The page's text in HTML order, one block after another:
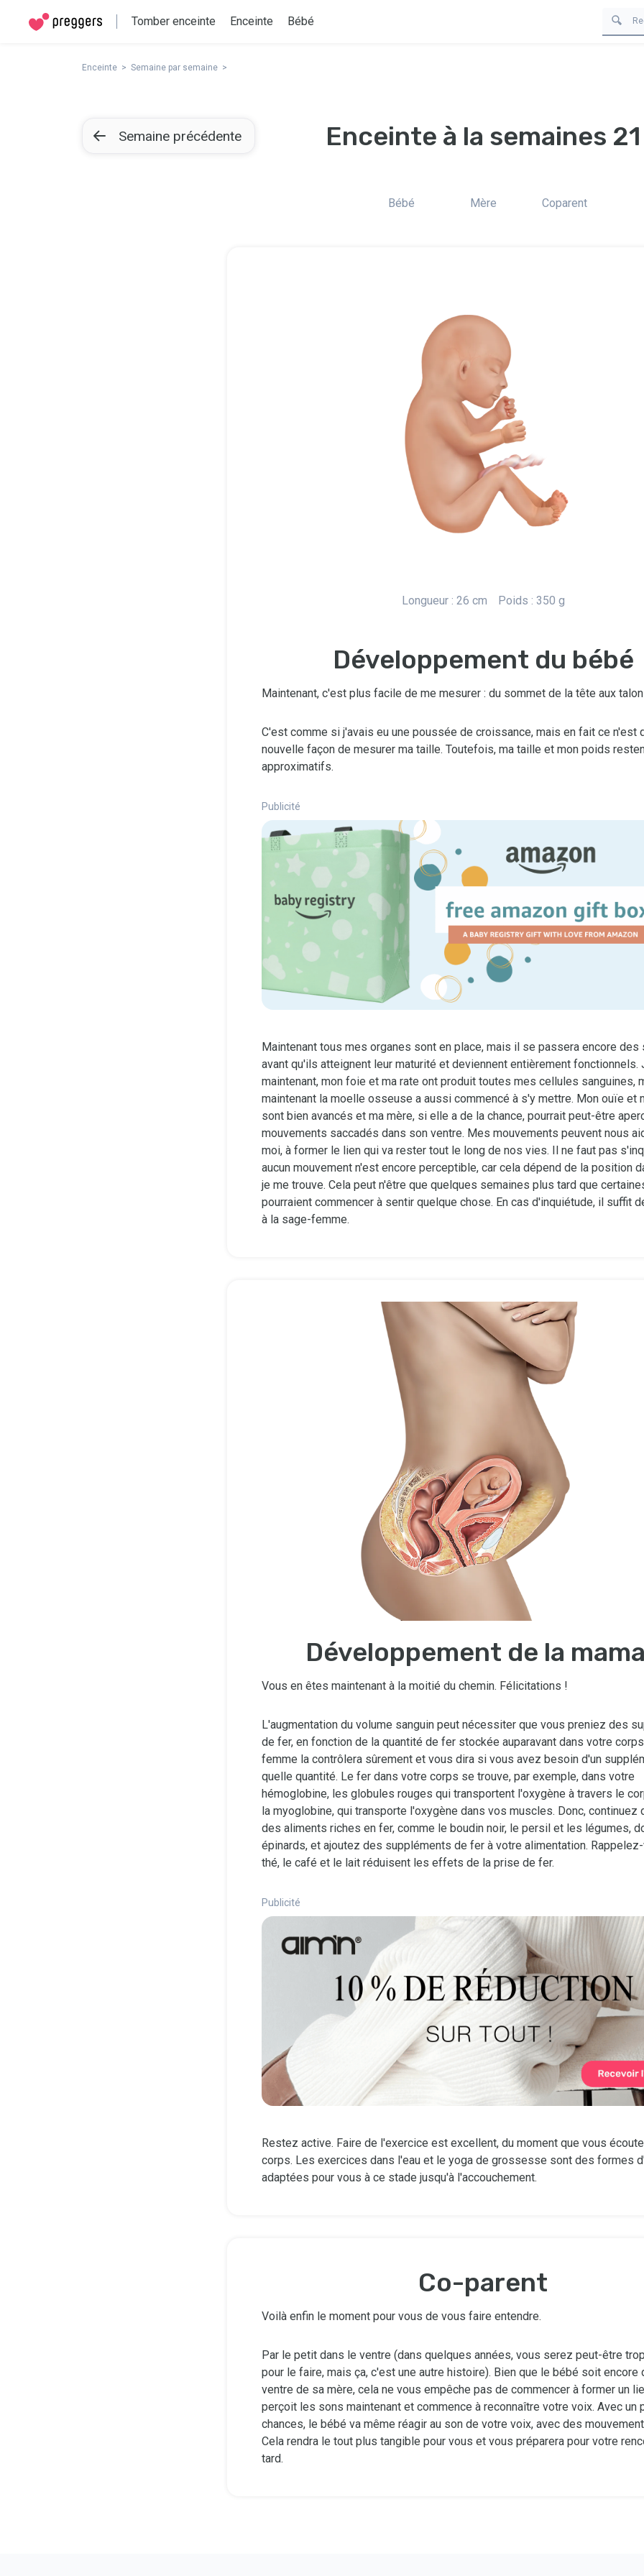
Tomber enceinte Enceinte Bébé
Enceinte Semaine par semaine
Semaine précédente Enceinte à la semaines 21
Bébé Mère Coparent
Longueur : 26 cm Poids : 350 g
Développement du bébé
Maintenant, c'est plus facile de me mesurer : du sommet de la tête aux
C'est comme si j'avais eu une poussée de croissance, mais en fait ce n'est
nouvelle façon de mesurer ma taille. Toutefois, ma taille et mon poids
approximatifs.
Publicité
Maintenant tous mes organes sont en place, mais il se passera encore des
avant qu'ils atteignent leur maturité et deviennent entièrement fonctionnels.
maintenant, mon foie et ma rate ont produit toutes mes cellules sanguines,
maintenant la moelle osseuse a aussi commencé à s'y mettre. Mon ouïe et
sont bien avancés et ma mère, si elle a de la chance, pourrait peut-être
mouvements saccadés dans son ventre. Mes mouvements peuvent nous
moi, à former le lien qui va rester tout le long de nos vies. Il ne faut pas
aucun mouvement n'est encore perceptible, car cela dépend de la position
je me trouve. Cela peut n'être que quelques semaines plus tard que
pourraient commencer à sentir quelque chose. En cas d'inquiétude, il suffit
à la sage-femme.
Développement de la
Vous en êtes maintenant à la moitié du chemin. Félicitations !
L'augmentation du volume sanguin peut nécessiter que vous preniez des
de fer, en fonction de la quantité de fer stockée auparavant dans votre
femme la contrôlera sûrement et vous dira si vous avez besoin d'un
quelle quantité. Le fer dans votre corps se trouve, par exemple, dans votre
hémoglobine, les globules rouges qui transportent l'oxygène à travers le
la myoglobine, qui transporte l'oxygène dans vos muscles. Donc, continuez
des aliments riches en fer, comme le boudin noir, le persil et les légumes,
épinards, et ajoutez des suppléments de fer à votre alimentation.
thé, le café et le lait réduisent les effets de la prise de fer.
Publicité
Restez active. Faire de l'exercice est excellent, du moment que vous
corps. Les exercices dans l'eau et le yoga de grossesse sont des formes
adaptées pour vous à ce stade jusqu'à l'accouchement.
Co-parent
Voilà enfin le moment pour vous de vous faire entendre.
Par le petit dans le ventre (dans quelques années, vous serez peut-être
pour le faire, mais ça, c'est une autre histoire). Bien que le bébé soit encore
ventre de sa mère, cela ne vous empêche pas de commencer à former un
perçoit les sons maintenant et commence à reconnaître votre voix. Avec un
chances, le bébé va même réagir au son de votre voix, avec des
Cela rendra le tout plus tangible pour vous et vous préparera pour votre
tard.